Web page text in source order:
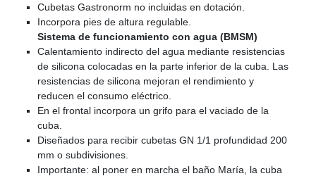
Cubetas Gastronorm no incluidas en dotación.
Incorpora pies de altura regulable.
Sistema de funcionamiento con agua (BMSM)
Calentamiento indirecto del agua mediante resistencias
de silicona colocadas en la parte inferior de la cuba. Las
resistencias de silicona mejoran el rendimiento y
reducen el consumo eléctrico.
En el frontal incorpora un grifo para el vaciado de la
cuba.
Diseñados para recibir cubetas GN 1/1 profundidad 200
mm o subdivisiones.
Importante: al poner en marcha el baño María, la cuba